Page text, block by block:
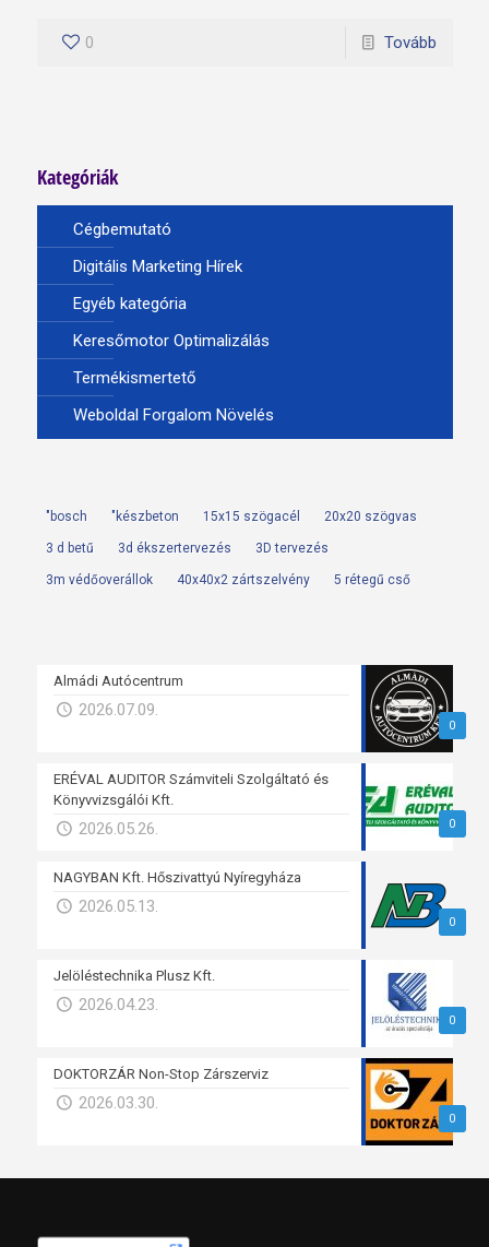
0 Tovább
Kategóriák
Cégbemutató
Digitális Marketing Hírek
Egyéb kategória
Keresőmotor Optimalizálás
Termékismertető
Weboldal Forgalom Növelés
"bosch "készbeton 15x15 szögacél 20x20 szögvas
3 d betű 3d ékszertervezés 3D tervezés
3m védőoverállok 40x40x2 zártszelvény 5 rétegű cső
0
Almádi Autócentrum
2026.07.09.
0
ERÉVAL AUDITOR Számviteli Szolgáltató és
Könyvvizsgálói Kft.
2026.05.26.
0
NAGYBAN Kft. Hőszivattyú Nyíregyháza
2026.05.13.
0
Jelöléstechnika Plusz Kft.
2026.04.23.
0
DOKTORZÁR Non-Stop Zárszerviz
2026.03.30.